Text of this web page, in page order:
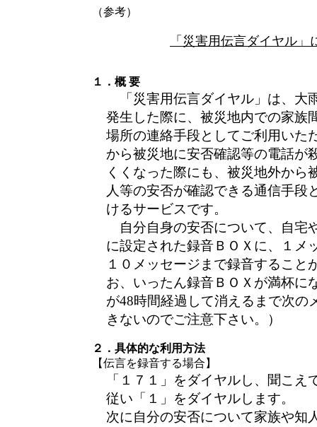
（参考）
「災害用伝言ダイヤル」
１．概 要
「災害用伝言ダイヤル」は、大
発生した際に、被災地内での家族
場所の連絡手段としてご利用いた
から被災地に安否確認等の電話が
くくなった際にも、被災地外から
人等の安否が確認できる通信手段
けるサービスです。
自分自身の安否について、自宅
に設定された録音ＢＯＸに、１メ
１０メッセージまで録音すること
お、いったん録音ＢＯＸが満杯に
が48時間経過して消えるまで次の
きないのでご注意下さい。）
２．具体的な利用方法
【伝言を録音する場合】
「１７１」をダイヤルし、聞こえ
従い「１」をダイヤルします。
次に自分の安否について家族や知